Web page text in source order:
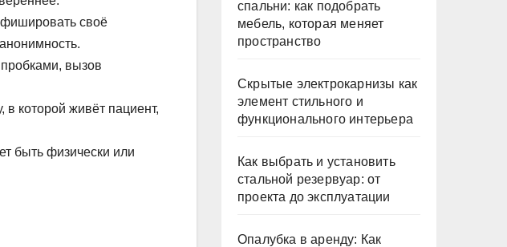
своё
вызов
которой живёт пациент,
быть физически или
спальни: как подобрать
мебель, которая меняет
пространство
Скрытые электрокарнизы как
элемент стильного и
функционального интерьера
Как выбрать и установить
стальной резервуар: от
проекта до эксплуатации
Опалубка в аренду: Как